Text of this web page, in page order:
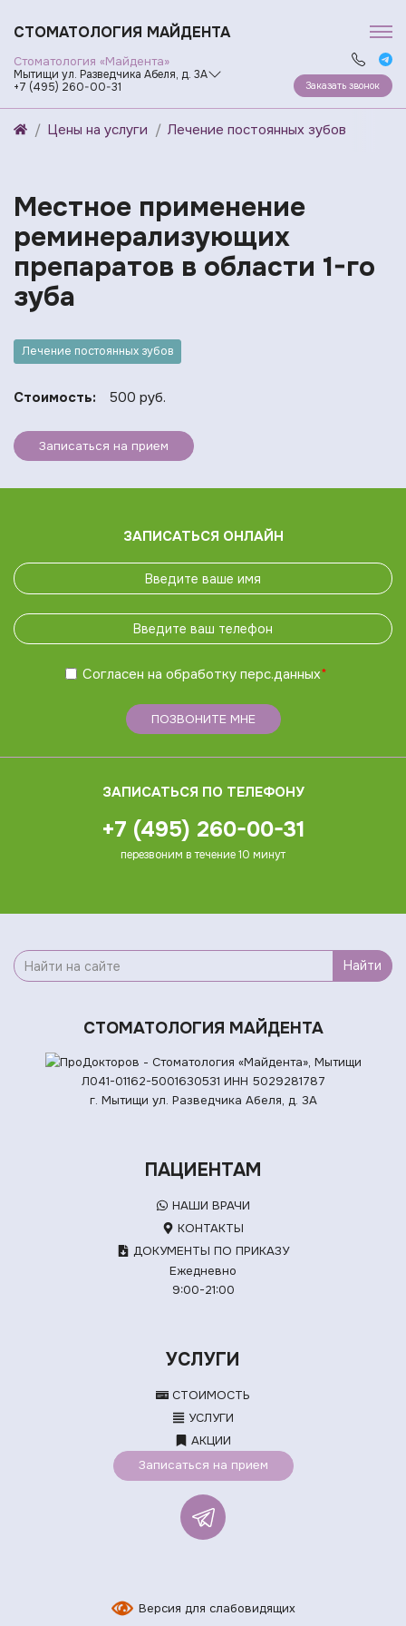
СТОМАТОЛОГИЯ МАЙДЕНТА
Стоматология «Майдента»
Мытищи ул. Разведчика Абеля, д. 3А
+7 (495) 260-00-31
Заказать звонок
Цены на услуги Лечение постоянных зубов
Местное применение
реминерализующих
препаратов в области 1-го
зуба
Лечение постоянных зубов
Стоимость: 500 руб.
Записаться на прием
ЗАПИСАТЬСЯ ОНЛАЙН
Согласен на обработку перс.данных*
ПОЗВОНИТЕ МНЕ
ЗАПИСАТЬСЯ ПО ТЕЛЕФОНУ
+7 (495) 260-00-31
перезвоним в течение 10 минут
Найти
СТОМАТОЛОГИЯ МАЙДЕНТА
Л041-01162-5001630531 ИНН 5029281787
г. Мытищи ул. Разведчика Абеля, д. 3А
ПАЦИЕНТАМ
НАШИ ВРАЧИ
КОНТАКТЫ
ДОКУМЕНТЫ ПО ПРИКАЗУ
Ежедневно
9:00-21:00
УСЛУГИ
СТОИМОСТЬ
УСЛУГИ
АКЦИИ
Записаться на прием
Версия для слабовидящих